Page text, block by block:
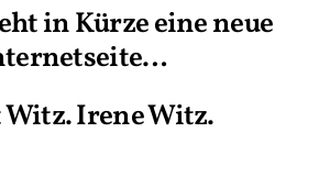
in Kürze eine neue
Irene Witz.